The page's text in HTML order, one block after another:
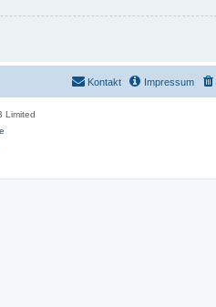
Impressum
Kontakt
Limited